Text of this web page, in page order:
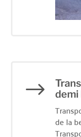
$
demi
de la